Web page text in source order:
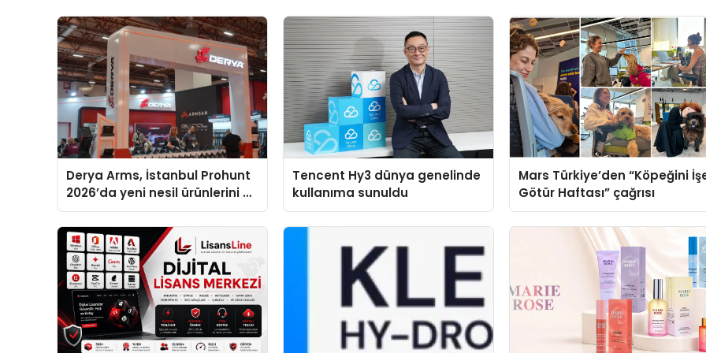
Derya Arms, İstanbul Prohunt
2026’da yeni nesil ürünlerini ve
global marka vizyonunu
sergiledi
Tencent Hy3 dünya genelinde
kullanıma sunuldu
Mars Türkiye’den “Köpeğini
Götür Haftası” çağrısı